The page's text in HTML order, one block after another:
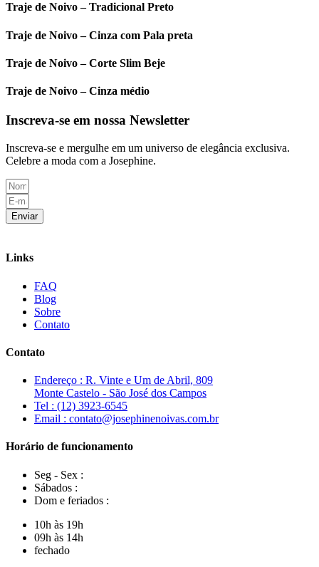
Traje de Noivo – Tradicional Preto
Traje de Noivo – Cinza com Pala preta
Traje de Noivo – Corte Slim Beje
Traje de Noivo – Cinza médio
Inscreva-se em nossa Newsletter
Inscreva-se e mergulhe em um universo de elegância exclusiva.
Celebre a moda com a Josephine.
Enviar
Links
FAQ
Blog
Sobre
Contato
Contato
Endereço : R. Vinte e Um de Abril, 809
Monte Castelo - São José dos Campos
Tel : (12) 3923-6545
Email : contato@josephinenoivas.com.br
Horário de funcionamento
Seg - Sex :
Sábados :
Dom e feriados :
10h às 19h
09h às 14h
fechado